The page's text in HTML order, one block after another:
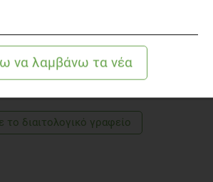
ΕΒΊΤΑ ΣΙΑΤΊΤΣΑ
το διαιτολογικό γραφείο